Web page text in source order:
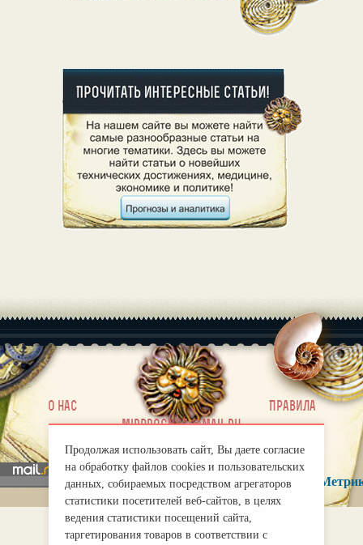
О нас |
Правила
mirprognoz@mail.ru
Продолжая использовать сайт, Вы даете согласие
на обработку файлов cookies и пользовательских
данных, собираемых посредством агрегаторов
статистики посетителей веб-сайтов, в целях
ведения статистики посещений сайта,
таргетирования товаров в соответствии с